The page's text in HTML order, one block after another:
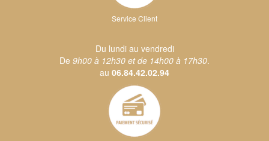
Service Client
Du lundi au vendredi
De 9h00 à 12h30 et de 14h00 à 17h30.
au 06.84.42.02.94